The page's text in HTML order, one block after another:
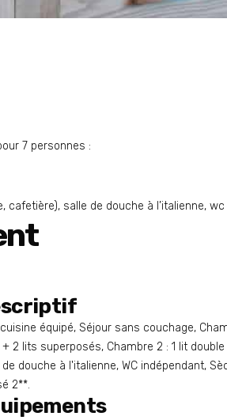
7 personnes :
salle de douche à l’italienne, wc
équipé, Séjour sans couchage,
2 lits superposés, Chambre 2 : 1 lit
de douche à l'italienne, WC indépendant,
2**.